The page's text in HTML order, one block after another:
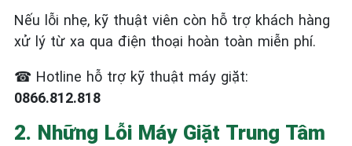
Nếu lỗi nhẹ, kỹ thuật viên còn hỗ trợ khách hàng
xử lý từ xa qua điện thoại hoàn toàn miễn phí.
☎ Hotline hỗ trợ kỹ thuật máy giặt:
0866.812.818
2. Những Lỗi Máy Giặt Trung Tâm